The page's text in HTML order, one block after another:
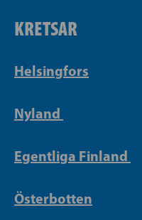
KRETSAR
Helsingfors
Nyland
Egentliga Finland
Österbotten